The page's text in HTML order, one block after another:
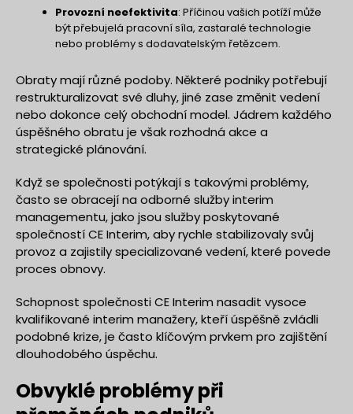
Provozní neefektivita: Příčinou vašich potíží může
být přebujelá pracovní síla, zastaralé technologie
nebo problémy s dodavatelským řetězcem.
Obraty mají různé podoby. Některé podniky potřebují
restrukturalizovat své dluhy, jiné zase změnit vedení
nebo dokonce celý obchodní model. Jádrem každého
úspěšného obratu je však rozhodná akce a
strategické plánování.
Když se společnosti potýkají s takovými problémy,
často se obracejí na odborné služby interim
managementu, jako jsou služby poskytované
společností CE Interim, aby rychle stabilizovaly svůj
provoz a zajistily specializované vedení, které povede
proces obnovy.
Schopnost společnosti CE Interim nasadit vysoce
kvalifikované interim manažery, kteří úspěšně zvládli
podobné krize, je často klíčovým prvkem pro zajištění
dlouhodobého úspěchu.
Obvyklé problémy při